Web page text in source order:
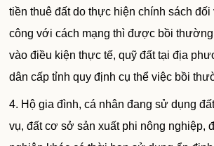
tiền thuê đất do thực hiện chính sách
công với cách mạng thì được bồi
vào điều kiện thực tế, quỹ đất tại địa
dân cấp tỉnh quy định cụ thể việc bồi
4. Hộ gia đình, cá nhân đang sử dụng
vụ, đất cơ sở sản xuất phi nông nghiệp,